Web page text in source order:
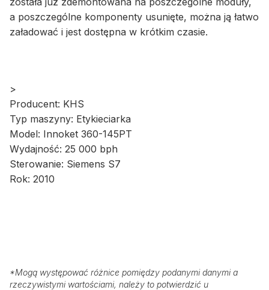
a poszczególne komponenty usunięte, można ją łatwo
załadować i jest dostępna w krótkim czasie.
>
Producent: KHS
Typ maszyny: Etykieciarka
Model: Innoket 360-145PT
Wydajność: 25 000 bph
Sterowanie: Siemens S7
Rok: 2010
*Mogą występować różnice pomiędzy podanymi danymi a
rzeczywistymi wartościami, należy to potwierdzić u